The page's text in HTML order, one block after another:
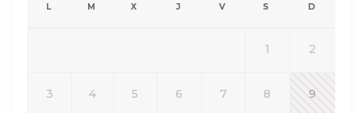
L M X J V S D
1 2
3 4 5 6 7 8 9